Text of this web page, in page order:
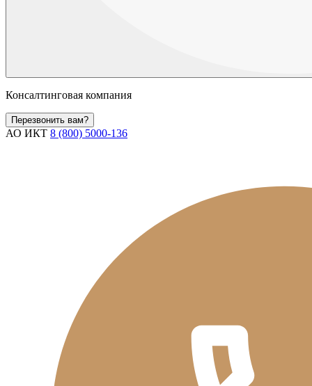
Консалтинговая компания
Перезвонить вам?
АО ИКТ 8 (800) 5000-136